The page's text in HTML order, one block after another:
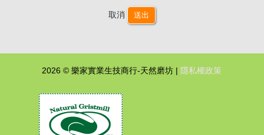
取消 送出
2026 © 樂家實業生技商行-天然磨坊 | 隱私權政策